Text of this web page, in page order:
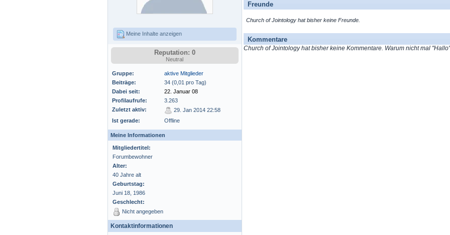
Meine Inhalte anzeigen
Reputation: 0
Neutral
Gruppe:
aktive Mitglieder
Beiträge:
34 (0,01 pro Tag)
Dabei seit:
22. Januar 08
Profilaufrufe:
3.263
Zuletzt aktiv:
29. Jan 2014 22:58
Ist gerade:
Offline
Meine Informationen
Mitgliedertitel:
Forumbewohner
Alter:
40 Jahre alt
Geburtstag:
Juni 18, 1986
Geschlecht:
Nicht angegeben
Kontaktinformationen
Freunde
Church of Jointology hat bisher keine Freunde.
Kommentare
Church of Jointology hat bisher keine Kommentare. Warum nicht mal